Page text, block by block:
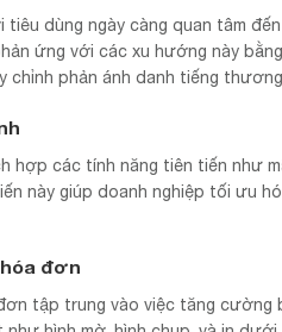
dùng ngày càng quan tâm
ứng với các xu hướng này
phản ánh danh tiếng
hợp các tính năng tiên tiến như
này giúp doanh nghiệp tối ưu
đơn
tập trung vào việc tăng